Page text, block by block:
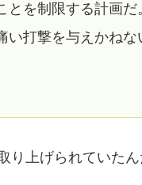
を制限する計画
打撃を与えかねな
り上げられていた